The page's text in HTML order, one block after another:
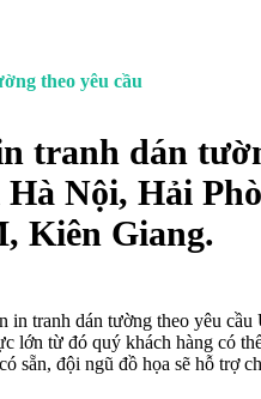
theo yêu cầu
tranh dán
Hà Nội, Hải
Kiên Giang.
tranh dán tường theo yêu
lớn từ đó quý khách hàng có
sẵn, đội ngũ đồ họa sẽ hỗ trợ